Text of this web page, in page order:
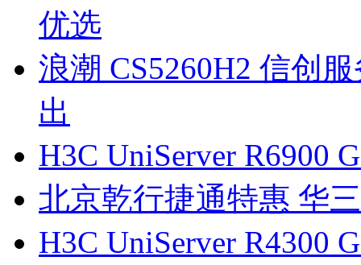
优选
浪潮 CS5260H2 信创
出
H3C UniServer R6900
北京乾行捷通特惠 华
H3C UniServer R4300